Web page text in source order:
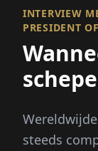
INTERVIEW
PRESIDENT
steeds